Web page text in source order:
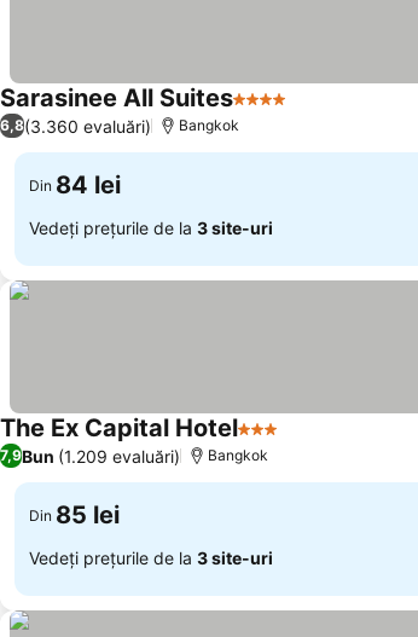
Sarasinee All Suites4 Stele
6,8(3.360 evaluări) Bangkok
Din 84 lei
Vedeți prețurile de la 3 site-uri
The Ex Capital Hotel3 Stele
7,9Bun (1.209 evaluări) Bangkok
Din 85 lei
Vedeți prețurile de la 3 site-uri